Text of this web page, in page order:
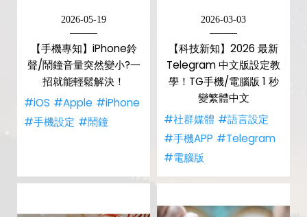
2026-05-19
【手機專知】iPhone鈴
聲/鬧鐘音量突然變小?一
招就能輕鬆解決！
#iOS #Apple #iPhone
#手機設定 #鬧鐘
2026-03-03
【科技新知】2026 最新
Telegram 中文版設定教
學！TG手機/電腦版 1 秒
變繁體中文
#社群媒體 #語言設定
#手機APP #Telegram
#電腦版